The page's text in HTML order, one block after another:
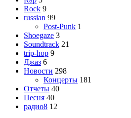
Rock 9
russian 99
Post-Punk 1
Shoegaze 3
Soundtrack 21
trip-hop 9
Джаз 6
Новости 298
Концерты 181
Отчеты 40
Песня 40
радио8 12